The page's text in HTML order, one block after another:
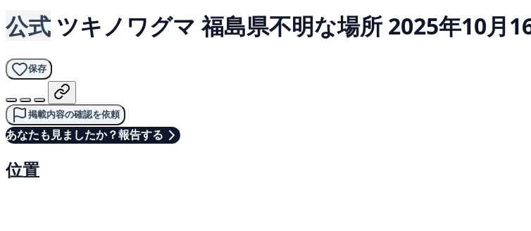
公式 ツキノワグマ 福島県不明な場所 2025年10月
保存
掲載内容の確認を依頼
あなたも見ましたか？報告する
位置